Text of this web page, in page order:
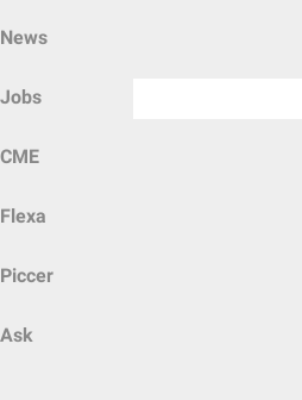
News
Jobs
CME
Flexa
Piccer
Ask